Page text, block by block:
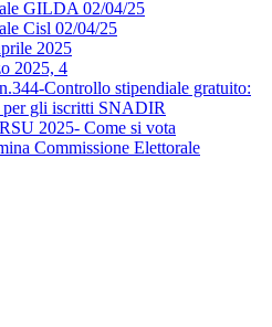
GILDA 02/04/25
Cisl 02/04/25
2025
2025, 4
Controllo stipendiale gratuito:
per gli iscritti SNADIR
2025- Come si vota
Commissione Elettorale